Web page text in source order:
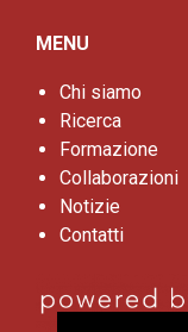
MENU
Chi siamo
Ricerca
Formazione
Collaborazioni
Notizie
Contatti